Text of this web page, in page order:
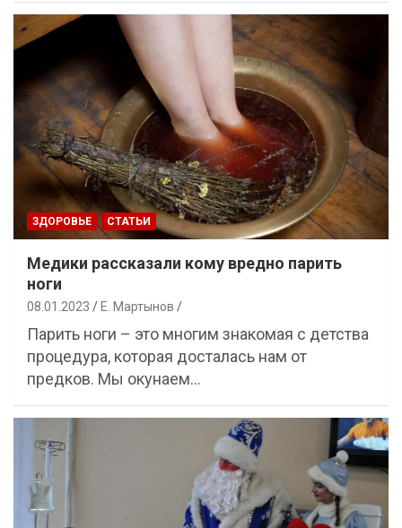
ЗДОРОВЬЕ СТАТЬИ
Медики рассказали кому вредно парить
ноги
08.01.2023 Е. Мартынов
Парить ноги – это многим знакомая с детства
процедура, которая досталась нам от
предков. Мы окунаем…